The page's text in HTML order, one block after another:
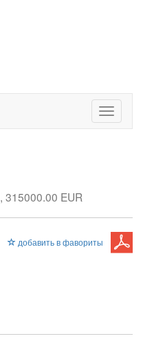
Toggle
, 315000.00 EUR
добавить в фавориты